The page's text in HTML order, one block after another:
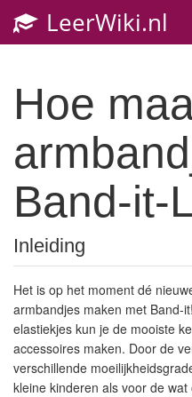
LeerWiki.nl
Hoe
Band-it-
Inleiding
Het is op het moment dé
armbandjes maken met Band-
elastiekjes kun je de mooiste
accessoires maken. Door de
verschillende
kleine kinderen als voor de